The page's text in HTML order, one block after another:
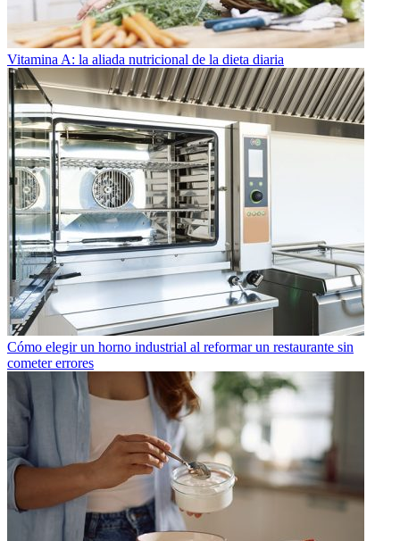
Vitamina A: la aliada nutricional de la dieta diaria
Cómo elegir un horno industrial al reformar un restaurante sin
cometer errores